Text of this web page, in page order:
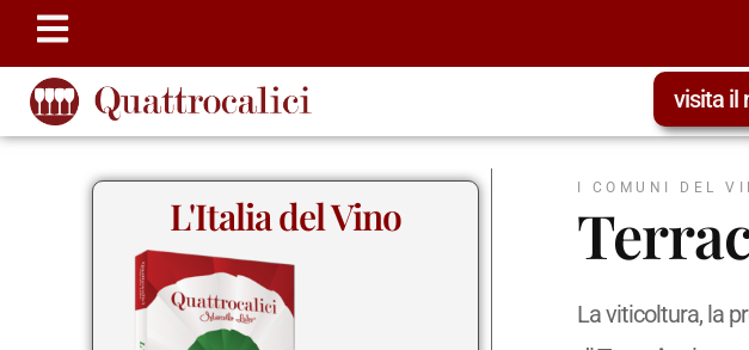
visita il
L'Italia del Vino
I COMUNI DEL
La viticoltura, la